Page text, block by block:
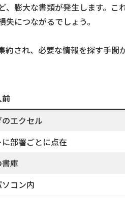
膨大な書類が発生します。
につながるでしょう。
され、必要な情報を探す手
前
エクセル
部署ごとに点在
庫
コン内